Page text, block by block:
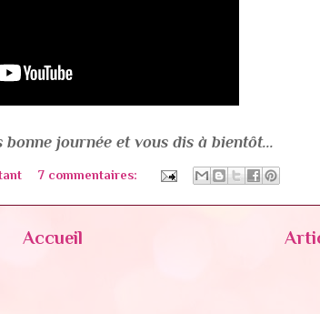
bonne journée et vous dis à bientôt...
7 commentaires:
Accueil